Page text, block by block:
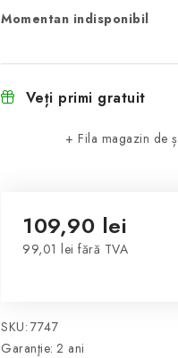
Momentan indisponibil
Veți primi gratuit
+ Fila magazin de
109,90 lei
99,01 lei fără TVA
SKU: 7747
Garanţie: 2 ani